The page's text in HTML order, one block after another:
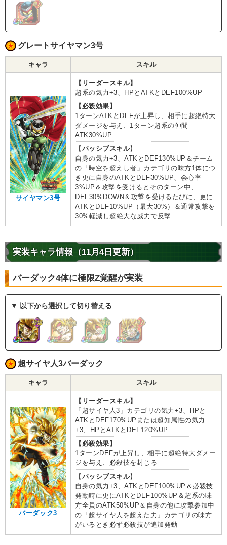
グレートサイヤマン3号
キャラ スキル
サイヤマン3号
【リーダースキル】
超系の気力+3、HPとATKとDEF100%UP
【必殺効果】
1ターンATKとDEFが上昇し、相手に超絶特大
ダメージを与え、1ターン超系の仲間
ATK30%UP
【 パッシブスキル】
自身の気力+3、ATKとDEF130%UP＆チーム
の「時空を超えし者」カテゴリの味方1体につ
き更に自身のATKとDEF30%UP、会心率
3%UP＆攻撃を受けるとそのターン中、
DEF30%DOWN＆攻撃を受けるたびに、更に
ATKとDEF10%UP（最大30%）＆通常攻撃を
30%軽減し超絶大な威力で反撃
実装キャラ情報（11月4日更新）
バーダック4体に極限Z覚醒が実装
▼ 以下から選択して切り替える
超サイヤ人3バーダック
キャラ スキル
バーダック3
【リーダースキル】
「超サイヤ人3」カテゴリの気力+3、HPと
ATKとDEF170%UPまたは超知属性の気力
+3、HPとATKとDEF120%UP
【必殺効果】
1ターンDEFが上昇し、相手に超絶特大ダメー
ジを与え、必殺技を封じる
【 パッシブスキル】
自身の気力+3、ATKとDEF100%UP＆必殺技
発動時に更にATKとDEF100%UP＆超系の味
方全員のATK50%UP＆自身の他に攻撃参加中
の「超サイヤ人を超えた力」カテゴリの味方
がいるとき必ず必殺技が追加発動